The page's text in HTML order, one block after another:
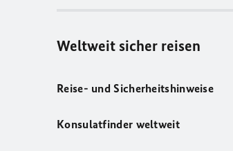
Weltweit sicher reisen
Reise- und Sicherheitshinweise
Konsulatfinder weltweit